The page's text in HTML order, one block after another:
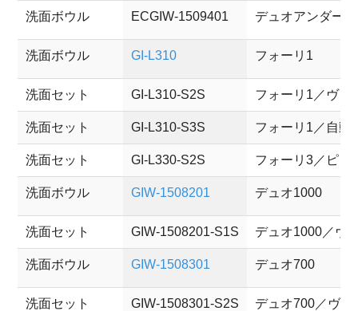
洗面ボウル ECGIW-1509401 デュオアンダー
洗面ボウル GI-L310 フォーリ1
洗面セット GI-L310-S2S フォーリ1／ヴィ
洗面セット GI-L310-S3S フォーリ1／自
洗面セット GI-L330-S2S フォーリ3／ピコ
洗面ボウル GIW-1508201 デュオ1000
洗面セット GIW-1508201-S1S デュオ1000／ヴ
洗面ボウル GIW-1508301 デュオ700
洗面セット GIW-1508301-S2S デュオ700／ヴェ